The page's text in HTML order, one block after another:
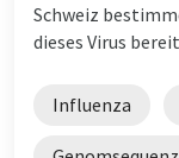
Schweiz
dieses Virus
Influenza